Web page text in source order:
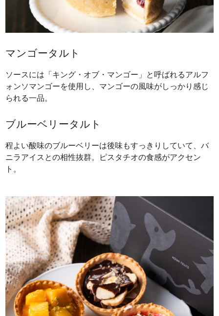
マンゴータルト
ソースには「キング・オブ・マンゴー」と呼ばれるアルフ
ォンソマンゴーを使用し、マンゴーの風味がしっかり感じ
られる一品。
ブルーベリータルト
程よい酸味のブルーベリーは後味もすっきりしていて、バ
ニラアイスとの相性抜群。ピスタチオの食感がアクセン
ト。